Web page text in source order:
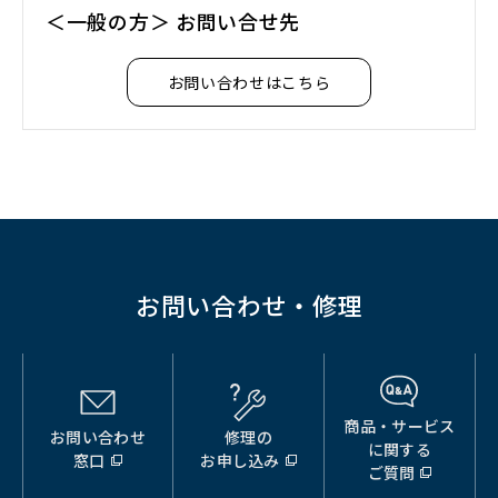
＜一般の方＞ お問い合せ先
お問い合わせはこちら
お問い合わせ・修理
お問い合わせ
窓口
（別
ウ
修理の
お申し込み
（別
ウ
商品・サービス
に関する
ご質問
（別
ウ
ィ